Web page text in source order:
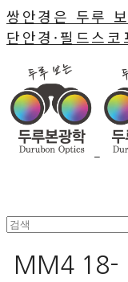
쌍안경은 두루
단안경·필드스
MM4 18-